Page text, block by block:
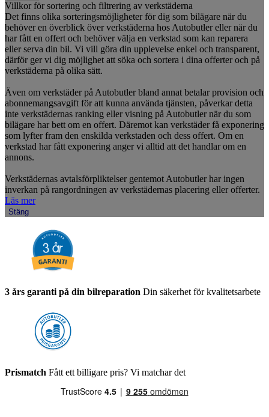
Villkor för sortering och filtrering av verkstäderna
Det finns olika sorteringsmöjligheter för dig som bilägare när du
behöver en överblick över verkstäderna hos Autobutler eller när du
har fått en offert och behöver välja en verkstad som kan reparera
eller serva din bil. Vi vill göra din upplevelse enkel och transparent,
därför ger vi dig möjlighet att söka och sortera i dina offerter och på
verkstäderna på olika sätt.
Även om verkstäder på Autobutler bland annat betalar provision och
abonnemangsavgift för att kunna använda tjänsten, påverkar detta
inte verkstädernas ranking eller visning på Autobutler när du som
bilägare har bett om en offert. Däremot kan verkstäder få exponering
som lyfter fram den enskilda verkstaden och dess offert. Om en
verkstad har fått exponering anger vi alltid att det handlar om en
annons.
Verkstädernas avtalsförpliktelser gentemot Autobutler har ingen
inverkan på rangordningen av verkstädernas placering eller offerter.
Läs mer
Stäng
3 års garanti på din bilreparation Din säkerhet för kvalitetsarbete
Prismatch Fått ett billigare pris? Vi matchar det